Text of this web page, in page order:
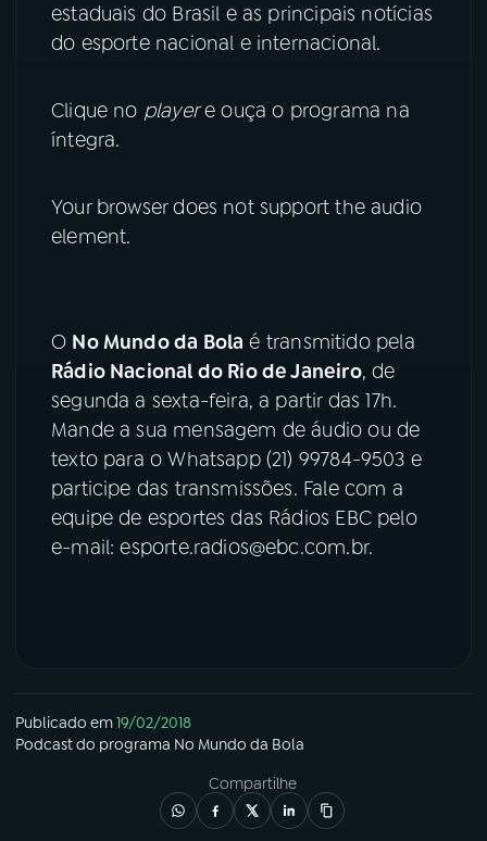
Instagram X
estaduais do Brasil e as principais notícias
do esporte nacional e internacional.
Clique no playere ouça o programa na
íntegra.
Your browser does not support the audio
element.
O No Mundo da Bola é transmitido pela
Rádio Nacional do Rio de Janeiro, de
segunda a sexta-feira, a partir das 17h.
Mande a sua mensagem de áudio ou de
texto para o Whatsapp (21) 99784-9503 e
participe das transmissões. Fale com a
equipe de esportes das Rádios EBC pelo
e-mail: esporte.radios@ebc.com.br.
Publicado em19/02/2018
Podcastdo programa No Mundo da Bola
Compartilhe